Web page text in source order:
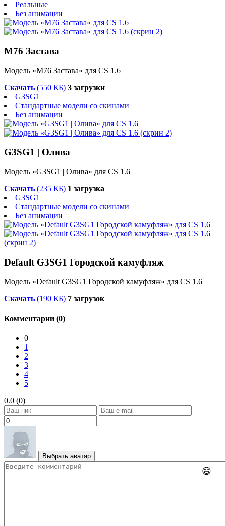
Реальные
Без анимации
М76 Застава
Модель «М76 Застава» для CS 1.6
Скачать (550 КБ) 3 загрузки
G3SG1
Стандартные модели со скинами
Без анимации
G3SG1 | Олива
Модель «G3SG1 | Олива» для CS 1.6
Скачать (235 КБ) 1 загрузка
G3SG1
Стандартные модели со скинами
Без анимации
Default G3SG1 Городской камуфляж
Модель «Default G3SG1 Городской камуфляж» для CS 1.6
Скачать (190 КБ) 7 загрузок
Комментарии (0)
0
1
2
3
4
5
0.0 (0)
Выбрать аватар
😄